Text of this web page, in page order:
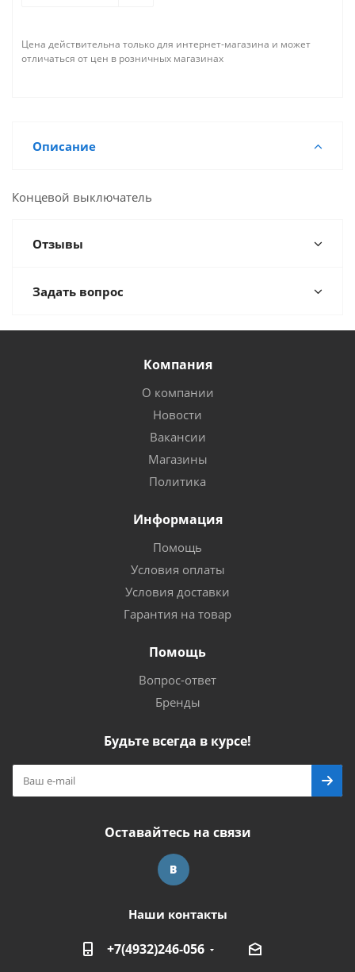
Цена действительна только для интернет-магазина и может
отличаться от цен в розничных магазинах
Описание
Концевой выключатель
Отзывы
Задать вопрос
Компания
О компании
Новости
Вакансии
Магазины
Политика
Информация
Помощь
Условия оплаты
Условия доставки
Гарантия на товар
Помощь
Вопрос-ответ
Бренды
Будьте всегда в курсе!
Оставайтесь на связи
Наши контакты
+7(4932)246-056